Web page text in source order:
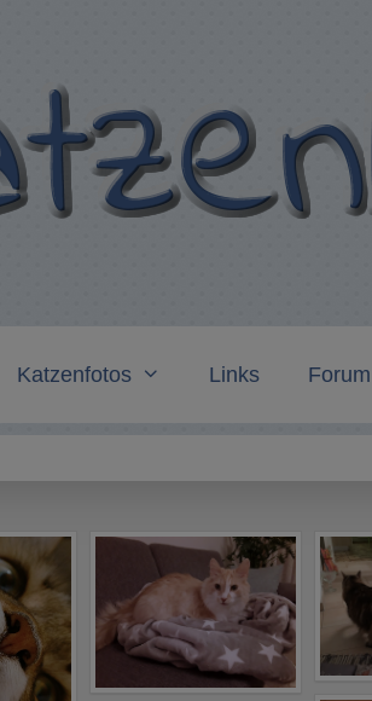
Katzenfotos Links Forum